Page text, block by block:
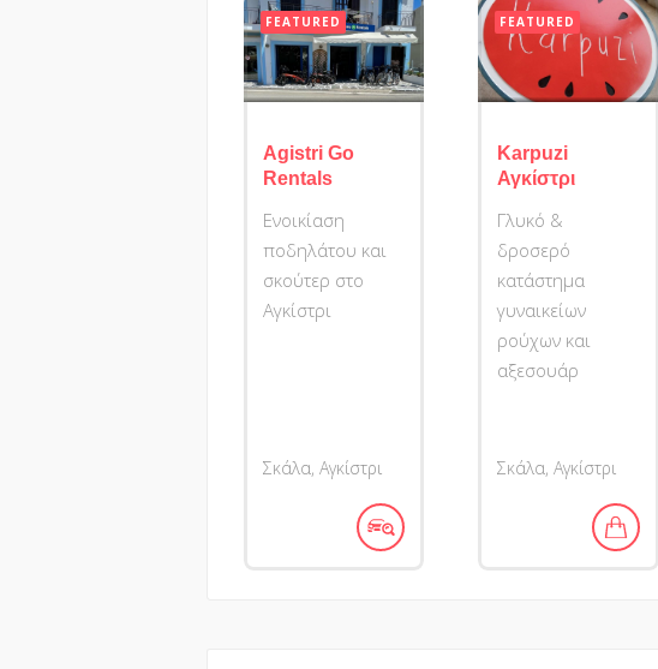
FEATURED
Agistri Go
Rentals
Ενοικίαση
ποδηλάτου και
σκούτερ στο
Αγκίστρι
Σκάλα, Αγκίστρι
FEATURED
Karpuzi
Αγκίστρι
Γλυκό &
δροσερό
κατάστημα
γυναικείων
ρούχων και
αξεσουάρ
Σκάλα, Αγκίστρι